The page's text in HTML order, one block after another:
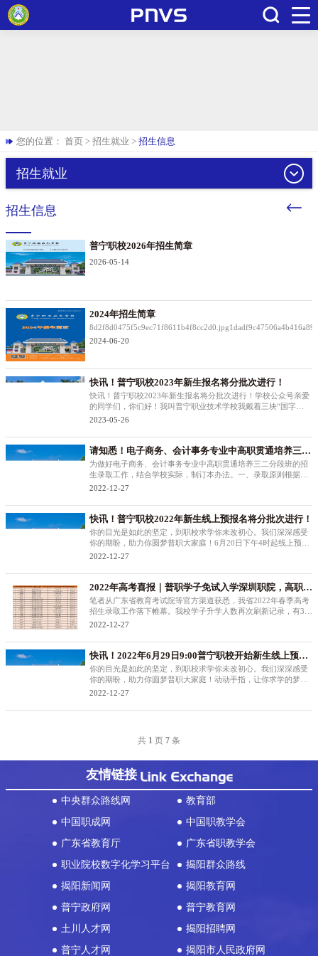
您的位置： 首页 > 招生就业 > 招生信息
招生就业
招生信息
普宁职校2026年招生简章
2026-05-14
2024年招生简章
2024-06-20
快讯！普宁职校2023年新生报名将分批次进行！
快讯！普宁职校2023年新生报名将分批次进行！学校公众号亲爱
的同学们，你们好！我叫普宁职业技术学校我戴着三块“国字
号”的金牌奖章首批国家级重点中职学校首批国家改革发展示范校
誉的那个“唯一”“粤东
2023-05-26
请知悉！电子商务、会计事务专业中高职贯通培养三二
分段班招生录取办法
为做好电子商务、会计事务专业中高职贯通培养三二分段班的招
生录取工作，结合学校实际，制订本办法。一、录取原则根据学
生线上报名系统填报的志愿，按中考总分成绩从高到低依次录
式报名时间：7月12日9时至
2022-12-27
快讯！普宁职校2022年新生线上预报名将分批次进行！
你的目光是如此的坚定，到职校求学你未改初心。我们深深感受
你的期盼，助力你圆梦普职大家庭！6月20日下午4时起线上预报
名分时段分批次正式开始我们等着你动动手指，让你求学的梦想
（客满为止）（二）
2022-12-27
2022年高考喜报｜普职学子免试入学深圳职院，高职录
取结果再次刷新...
笔者从广东省教育考试院等官方渠道获悉，我省2022年春季高考
招生录取工作落下帷幕。我校学子升学人数再次刷新记录，有35
名同学通过高职自主招生考试被录取，其中29名同学获得技能大
最为喜炸的是
2022-12-27
快讯！2022年6月29日9:00普宁职校开始新生线上预报
名！
你的目光是如此的坚定，到职校求学你未改初心。我们深深感受
你的期盼，助力你圆梦普职大家庭！动动手指，让你求学的梦想
成真— 学校简介 — 普宁职业技术学校创办于1992年，是由著名
主管的一所公办
2022-12-27
共 1 页 7 条
友情链接
中央群众路线网
教育部
中国职成网
中国职教学会
广东省教育厅
广东省职教学会
职业院校数字化学习平台
揭阳群众路线
揭阳新闻网
揭阳教育网
普宁政府网
普宁教育网
土川人才网
揭阳招聘网
普宁人才网
揭阳市人民政府网